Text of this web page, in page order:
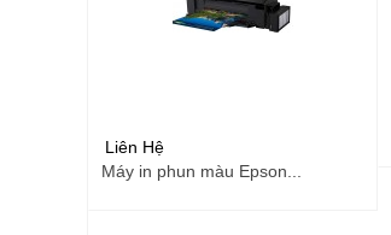
Liên Hệ
Máy in phun màu Epson...